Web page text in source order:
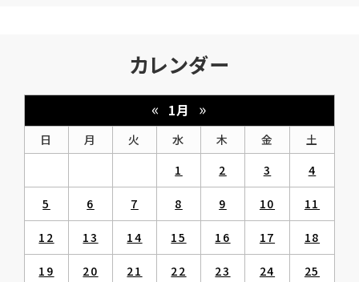
カレンダー
« 1月 »
日 月 火 水 木 金
土
1
2 3 4
5 6 7 8 9 10 11
12 13 14 15 16 17 18
19 20 21 22 23 24 25